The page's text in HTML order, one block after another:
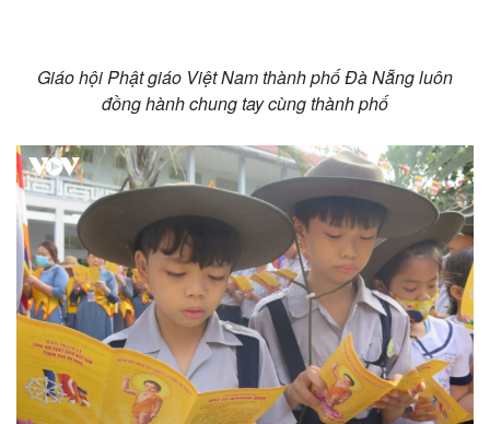
Doanh nghiệp
Doanh nghiệp 24h
Doanh nhân
Vì cộng đồng
Công nghệ
Tin Công nghệ
Trải nghiệm
Chuyển đổi số
Giáo hội Phật giáo Việt Nam thành phố Đà Nẵng luôn
đồng hành chung tay cùng thành phố